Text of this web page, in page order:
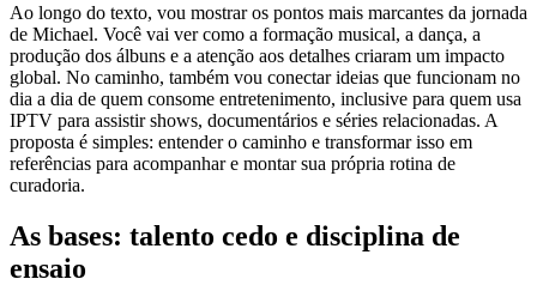
Ao longo do texto, vou mostrar os pontos mais marcantes da jornada
de Michael. Você vai ver como a formação musical, a dança, a
produção dos álbuns e a atenção aos detalhes criaram um impacto
global. No caminho, também vou conectar ideias que funcionam no
dia a dia de quem consome entretenimento, inclusive para quem usa
IPTV para assistir shows, documentários e séries relacionadas. A
proposta é simples: entender o caminho e transformar isso em
referências para acompanhar e montar sua própria rotina de
curadoria.
As bases: talento cedo e disciplina de
ensaio